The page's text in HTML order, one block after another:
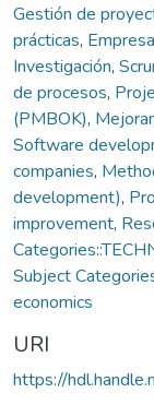
Gestión de
prácticas,
Investigación,
de procesos,
(PMBOK),
Software
companies,
development),
improvement,
Subject
economics
URI
https://